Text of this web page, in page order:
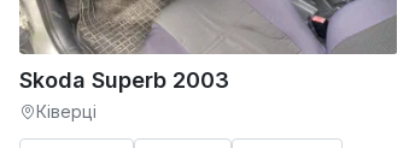
Skoda Superb 2003
Ківерці